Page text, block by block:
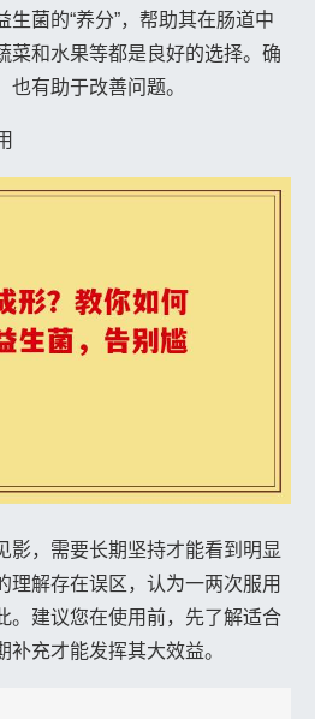
菌的“养分”，帮助其在肠道中
菜和水果等都是良好的选择。确
有助于改善问题。
影，需要长期坚持才能看到明显
理解存在误区，认为一两次服用
。建议您在使用前，先了解适合
补充才能发挥其大效益。